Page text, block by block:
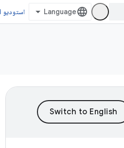
استودیو Android